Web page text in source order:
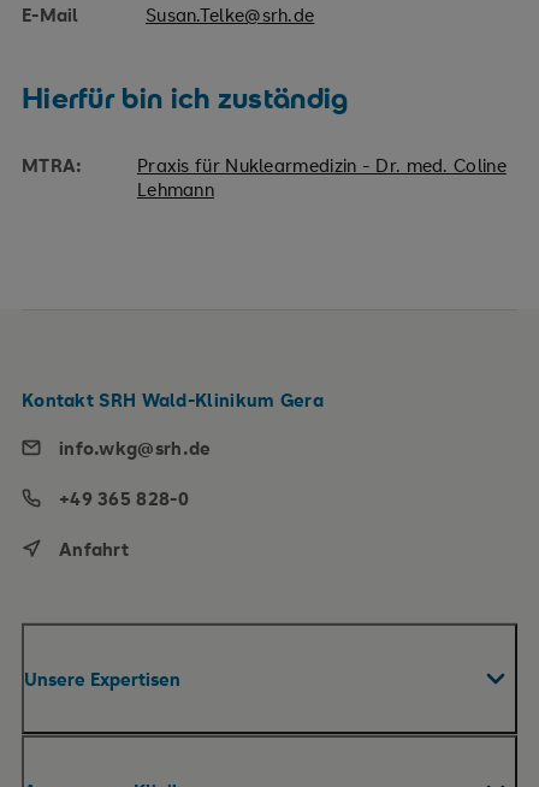
E-Mail
Susan.Telke@srh.de
Hierfür bin ich zuständig
MTRA:
Praxis für Nuklearmedizin - Dr. med. Coline
Lehmann
Unsere Expertisen
Kontakt SRH Wald-Klinikum Gera
info.wkg@srh.de
+49 365 828-0
Anfahrt